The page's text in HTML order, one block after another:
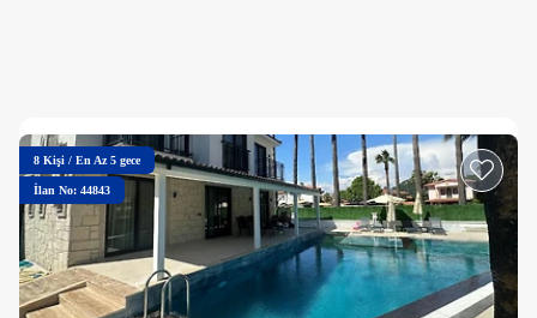
8 Kişi / En Az 5 gece
İlan No: 44843